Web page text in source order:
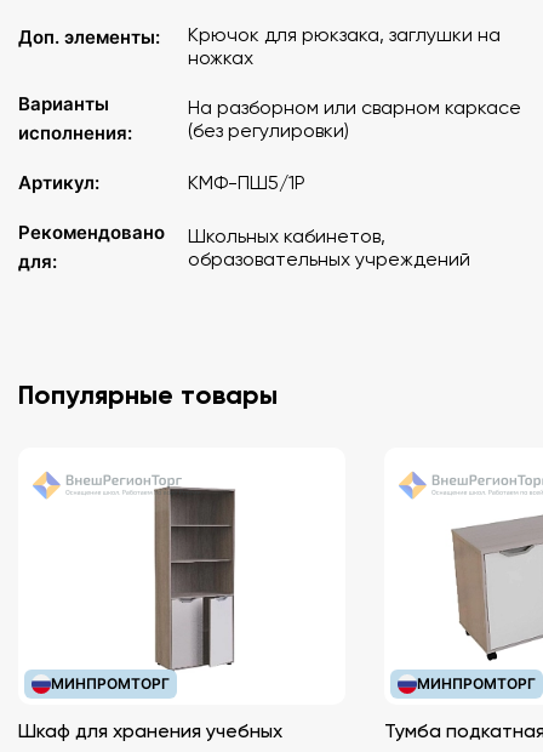
Доп. элементы:
Крючок для рюкзака, заглушки на
ножках
Варианты
исполнения:
На разборном или сварном каркасе
(без регулировки)
Артикул: КМФ-ПШ5/1Р
Рекомендовано
для:
Школьных кабинетов,
образовательных учреждений
Популярные товары
МИНПРОМТОРГ
Шкаф для хранения учебных
МИНПРОМТОРГ
Тумба